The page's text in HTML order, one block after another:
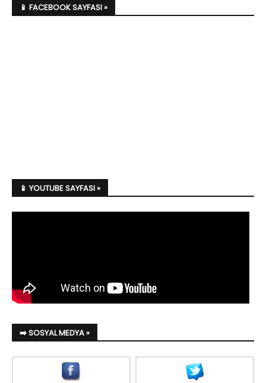
📱 FACEBOOK SAYFASI »
📱 YOUTUBE SAYFASI »
➡️ SOSYAL MEDYA »